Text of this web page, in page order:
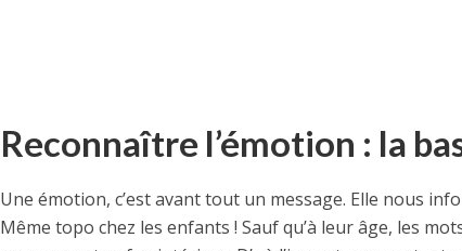
Reconnaître l’émotion : la
Une émotion, c’est avant tout un message. Elle nous
Même topo chez les enfants ! Sauf qu’à leur âge, les